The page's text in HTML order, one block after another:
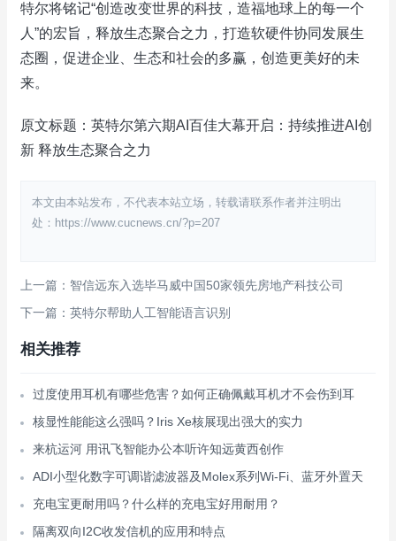
特尔将铭记“创造改变世界的科技，造福地球上的每一个
人”的宏旨，释放生态聚合之力，打造软硬件协同发展生
态圈，促进企业、生态和社会的多赢，创造更美好的未
来。
原文标题：英特尔第六期AI百佳大幕开启：持续推进AI创
新 释放生态聚合之力
本文由本站发布，不代表本站立场，转载请联系作者并注明出
处：https://www.cucnews.cn/?p=207
上一篇：智信远东入选毕马威中国50家领先房地产科技公司
下一篇：英特尔帮助人工智能语言识别
相关推荐
过度使用耳机有哪些危害？如何正确佩戴耳机才不会伤到耳
核显性能能这么强吗？Iris Xe核展现出强大的实力
来杭运河 用讯飞智能办公本听许知远黄西创作
ADI小型化数字可调谐滤波器及Molex系列Wi-Fi、蓝牙外置天
充电宝更耐用吗？什么样的充电宝好用耐用？
隔离双向I2C收发信机的应用和特点